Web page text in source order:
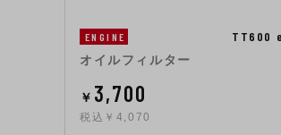
ENGINE TT600
オイルフィルター
￥ 3,700
税込￥4,070